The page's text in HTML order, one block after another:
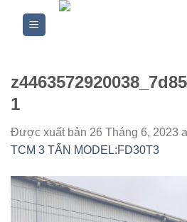
1
Được xuất bản 26 Tháng 6, 2023
TCM 3 TẤN MODEL:FD30T3